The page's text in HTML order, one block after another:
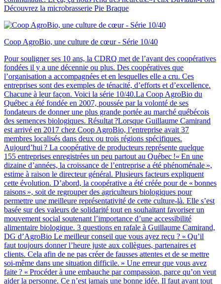
Découvrez la microbrasserie Pie Braque
Coop AgroBio, une culture de cœur - Série 10/40
Pour souligner ses 10 ans, la CDRQ met de l’avant des coopératives
fondées il y a une décennie ou plus. Des coopératives que
l’organisation a accompagnées et en lesquelles elle a cru. Ces
entreprises sont des exemples de ténacité, d’efforts et d’excellence.
Chacune à leur façon. Voici la série 10/40.La Coop AgroBio du
Québec a été fondée en 2007, poussée par la volonté de ses
fondateurs de donner une plus grande portée au marché québécois
des semences biologiques. Résultat ?Lorsque Guillaume Camirand
est arrivé en 2017 chez Coop AgroBio, l’entreprise avait 37
membres localisés dans deux ou trois régions spécifiques.
Aujourd’hui ? La coopérative de producteurs représente quelque
155 entreprises enregistrées un peu partout au Québec !« En une
dizaine d’années, la croissance de l’entreprise a été phénoménale »,
estime à raison le directeur général. Plusieurs facteurs expliquent
cette évolution. D’abord, la coopérative a été créée pour de « bonnes
raisons », soit de regrouper des agriculteurs biologiques pour
permettre une meilleure représentativité de cette culture-là. Elle s’est
basée sur des valeurs de solidarité tout en souhaitant favoriser un
mouvement social soutenant l’importance d’une accessibilité
alimentaire biologique. 3 questions en rafale à Guillaume Camirand,
DG d’AgroBio Le meilleur conseil que vous ayez reçu ? « Qu’il
faut toujours donner l’heure juste aux collègues, partenaires et
clients. Cela afin de ne pas créer de fausses attentes et de se mettre
soi-même dans une situation difficile. » Une erreur que vous avez
faite ? « Procéder à une embauche par compassion, parce qu’on veut
aider la personne. Ce n’est jamais une bonne idée. Il faut avant tout